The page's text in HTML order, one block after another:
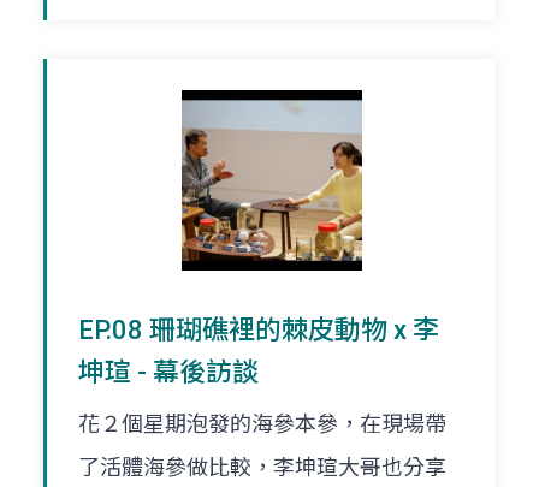
EP.08 珊瑚礁裡的棘皮動物 x 李
坤瑄 - 幕後訪談
花２個星期泡發的海參本參，在現場帶
了活體海參做比較，李坤瑄大哥也分享